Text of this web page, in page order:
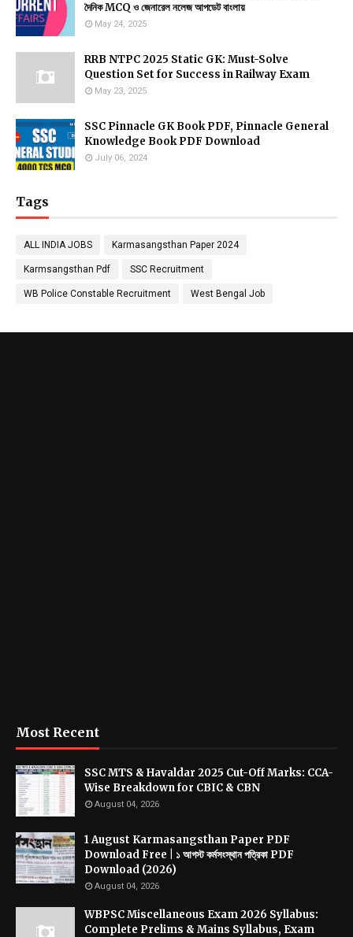
দৈনিক MCQ ও জেনারেল নলেজ আপডেট বাংলায়
May 24, 2025
RRB NTPC 2025 Static GK: Must-Solve
Question Set for Success in Railway Exam
May 23, 2025
SSC Pinnacle GK Book PDF, Pinnacle General
Knowledge Book PDF Download
July 06, 2024
Tags
ALL INDIA JOBS Karmasangsthan Paper 2024
Karmsangsthan Pdf SSC Recruitment
WB Police Constable Recruitment West Bengal Job
Most Recent
SSC MTS & Havaldar 2025 Cut-Off Marks: CCA-
Wise Breakdown for CBIC & CBN
August 04, 2026
1 August Karmasangsthan Paper PDF
Download Free | ১ আগস্ট কর্মসংস্থান পত্রিকা PDF
Download (2026)
August 04, 2026
WBPSC Miscellaneous Exam 2026 Syllabus:
Complete Prelims & Mains Syllabus, Exam